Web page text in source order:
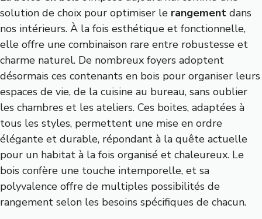
solution de choix pour optimiser le rangement dans
nos intérieurs. À la fois esthétique et fonctionnelle,
elle offre une combinaison rare entre robustesse et
charme naturel. De nombreux foyers adoptent
désormais ces contenants en bois pour organiser leurs
espaces de vie, de la cuisine au bureau, sans oublier
les chambres et les ateliers. Ces boites, adaptées à
tous les styles, permettent une mise en ordre
élégante et durable, répondant à la quête actuelle
pour un habitat à la fois organisé et chaleureux. Le
bois confère une touche intemporelle, et sa
polyvalence offre de multiples possibilités de
rangement selon les besoins spécifiques de chacun.